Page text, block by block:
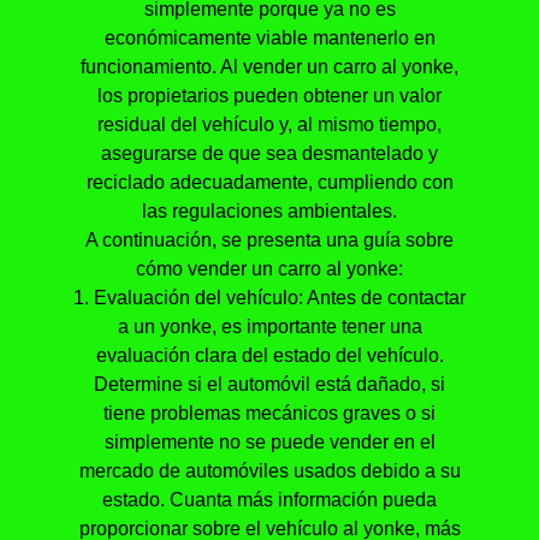
simplemente porque ya no es
económicamente viable mantenerlo en
funcionamiento. Al vender un carro al yonke,
los propietarios pueden obtener un valor
residual del vehículo y, al mismo tiempo,
asegurarse de que sea desmantelado y
reciclado adecuadamente, cumpliendo con
las regulaciones ambientales.
A continuación, se presenta una guía sobre
cómo vender un carro al yonke:
1. Evaluación del vehículo: Antes de contactar
a un yonke, es importante tener una
evaluación clara del estado del vehículo.
Determine si el automóvil está dañado, si
tiene problemas mecánicos graves o si
simplemente no se puede vender en el
mercado de automóviles usados debido a su
estado. Cuanta más información pueda
proporcionar sobre el vehículo al yonke, más